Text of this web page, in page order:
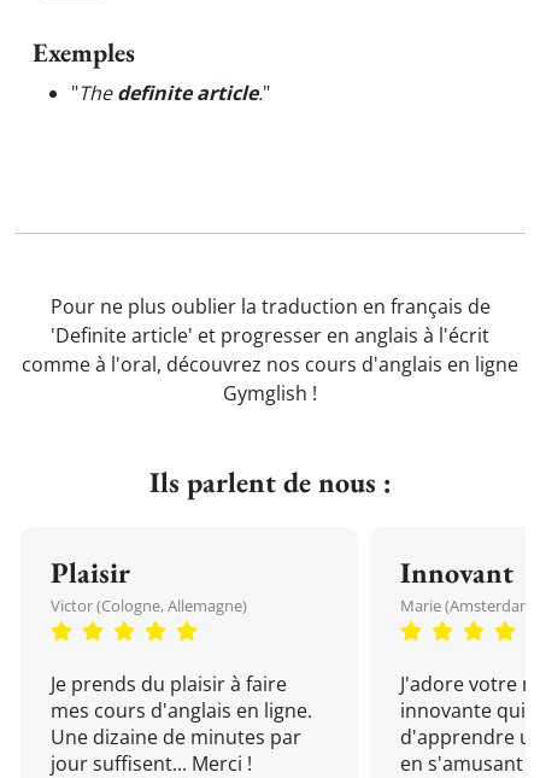
Exemples
"Thedefinite article."
Pour ne plus oublier la traduction en français de
'Definite article' et progresser en anglais à l'écrit
comme à l'oral, découvrez nos cours d'anglais en ligne
Gymglish !
Ils parlent de nous :
Plaisir
Victor (Cologne, Allemagne)
Je prends du plaisir à faire
mes cours d'anglais en ligne.
Une dizaine de minutes par
jour suffisent... Merci !
Innovant
Marie (Amsterdam,
J'adore votre
innovante qui
d'apprendre
en s'amusant !